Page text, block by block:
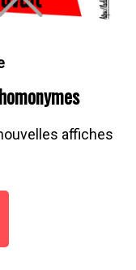
affiches